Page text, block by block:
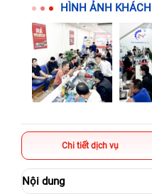
HÌNH ẢNH
Chi tiết dịch vụ
Nội dung